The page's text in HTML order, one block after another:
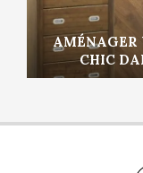
AMÉNAGER
CHIC